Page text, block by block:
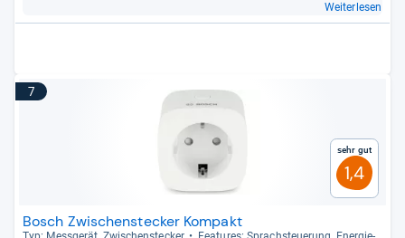
Weiterlesen
7
Sehr gut
1,4
Bosch Zwischenstecker Kompakt